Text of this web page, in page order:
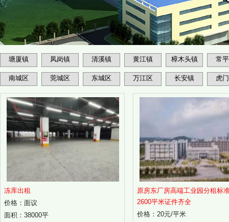
塘厦镇 凤岗镇 清溪镇 黄江镇 樟木头镇 常
南城区 莞城区 东城区 万江区 长安镇 虎
冻库出租
价格：面议
面积：38000平
原房东厂房高端工业园分租标
2600平米证件齐全
价格：20元/平米